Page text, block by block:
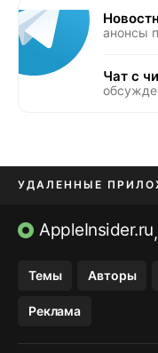
анонсы
Чат с
УДАЛЕННЫЕ
ПРИЛОЖЕНИЯ БЕЗ APP
AppleInsider.ru,
Темы Авторы
Реклама